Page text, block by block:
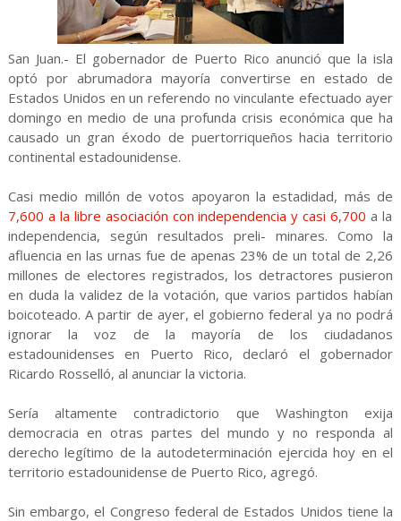
San Juan.- El gobernador de Puerto Rico anunció que la isla
optó por abrumadora mayoría convertirse en estado de
Estados Unidos en un referendo no vinculante efectuado ayer
domingo en medio de una profunda crisis económica que ha
causado un gran éxodo de puertorriqueños hacia territorio
continental estadounidense.
Casi medio millón de votos apoyaron la estadidad, más de
7,600 a la libre asociación con independencia y casi 6,700a la
independencia, según resultados preli- minares. Como la
afluencia en las urnas fue de apenas 23% de un total de 2,26
millones de electores registrados, los detractores pusieron
en duda la validez de la votación, que varios partidos habían
boicoteado. A partir de ayer, el gobierno federal ya no podrá
ignorar la voz de la mayoría de los ciudadanos
estadounidenses en Puerto Rico, declaró el gobernador
Ricardo Rosselló, al anunciar la victoria.
Sería altamente contradictorio que Washington exija
democracia en otras partes del mundo y no responda al
derecho legítimo de la autodeterminación ejercida hoy en el
territorio estadounidense de Puerto Rico, agregó.
Sin embargo, el Congreso federal de Estados Unidos tiene la